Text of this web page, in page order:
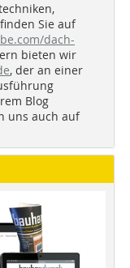
Sie auf
dach-
bieten wir
, der an einer
Blog
uns auch auf